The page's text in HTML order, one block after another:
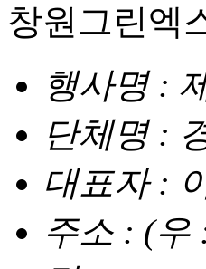
창원그린엑
행사명 :
단체명 :
대표자 :
주소 : (우